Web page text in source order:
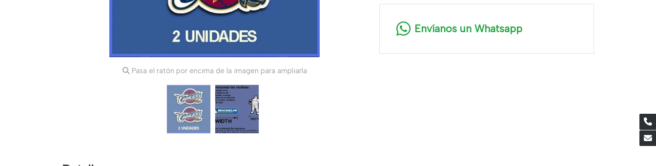
Pasa el ratón por encima de la imagen para ampliarla
Envíanos un Whatsapp